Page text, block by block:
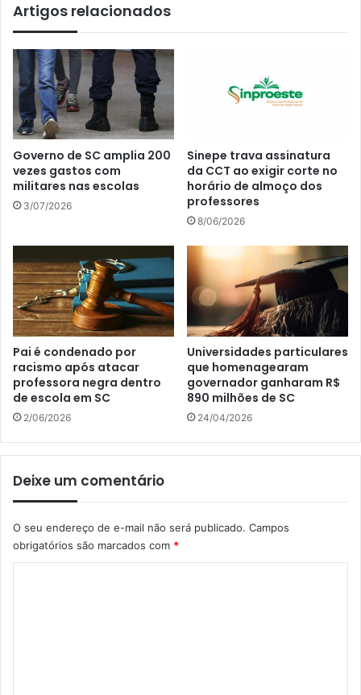
Artigos relacionados
Governo de SC amplia 200
vezes gastos com
militares nas escolas
3/07/2026
Sinepe trava assinatura
da CCT ao exigir corte no
horário de almoço dos
professores
8/06/2026
Pai é condenado por
racismo após atacar
professora negra dentro
de escola em SC
2/06/2026
Universidades particulares
que homenagearam
governador ganharam R$
890 milhões de SC
24/04/2026
Deixe um comentário
O seu endereço de e-mail não será publicado. Campos
obrigatórios são marcados com *